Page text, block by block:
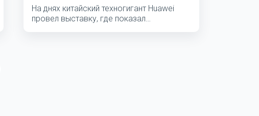
На днях китайский техногигант Huawei
провел выставку, где показал